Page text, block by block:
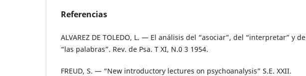
Referencias
ALVAREZ DE TOLEDO, L. — El análisis del “asociar”, del “interpretar” y de
“las palabras”. Rev. de Psa. T XI, N.0 3 1954.
FREUD, S. — “New introductory lectures on psychoanalysis” S.E. XXII.